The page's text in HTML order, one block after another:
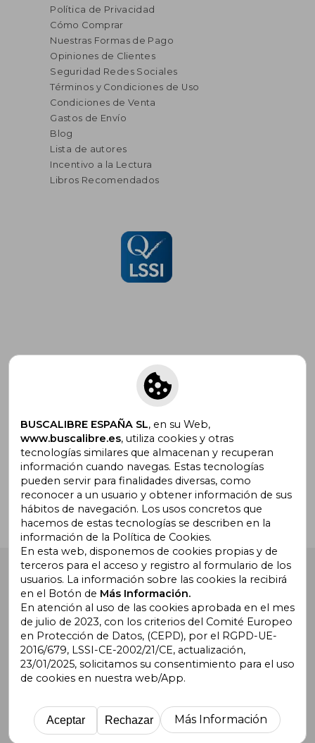
Política de Privacidad
Cómo Comprar
Nuestras Formas de Pago
Opiniones de Clientes
Seguridad Redes Sociales
Términos y Condiciones de Uso
Condiciones de Venta
Gastos de Envío
Blog
Lista de autores
Incentivo a la Lectura
Libros Recomendados
Suscríbete para recibir ofertas y
promociones
¿Necesitas ayuda?
Buscalibre España . Calle Energía, 65, Nave 3 (08940),
Cornellà de Llobregat, Barcelona. Derechos Reservados.
Buscalibre Argentina| Buscalibre Chile
Buscalibre Uruguay|Buscalibre México|Buscalibre
Perú
|Buscalibre Estados Unidos|Buscalibre Otros
Países|Bookdelivery Reino Unido
BUSCALIBRE ESPAÑA SL, en su Web,
www.buscalibre.es, utiliza cookies y otras
tecnologías similares que almacenan y recuperan
información cuando navegas. Estas tecnologías
pueden servir para finalidades diversas, como
reconocer a un usuario y obtener información de sus
hábitos de navegación. Los usos concretos que
hacemos de estas tecnologías se describen en la
información de la Política de Cookies.
En esta web, disponemos de cookies propias y de
terceros para el acceso y registro al formulario de los
usuarios. La información sobre las cookies la recibirá
en el Botón de Más Información.
En atención al uso de las cookies aprobada en el mes
de julio de 2023, con los criterios del Comité Europeo
en Protección de Datos, (CEPD), por el RGPD-UE-
2016/679, LSSI-CE-2002/21/CE, actualización,
23/01/2025, solicitamos su consentimiento para el uso
de cookies en nuestra web/App.
Aceptar Rechazar Más Información